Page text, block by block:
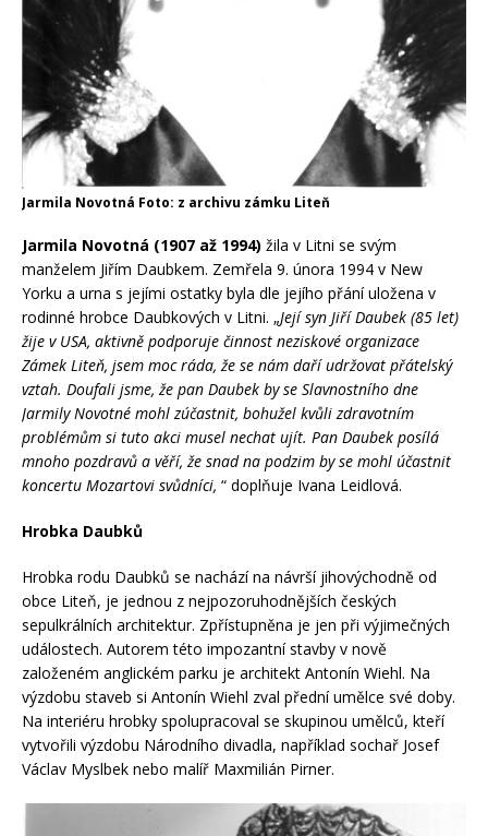
Jarmila Novotná Foto: z archivu zámku Liteň
Jarmila Novotná (1907 až 1994) žila v Litni se svým
manželem Jiřím Daubkem. Zemřela 9. února 1994 v New
Yorku a urna s jejími ostatky byla dle jejího přání uložena v
rodinné hrobce Daubkových v Litni. „Její syn Jiří Daubek (85 let)
žije v USA, aktivně podporuje činnost neziskové organizace
Zámek Liteň, jsem moc ráda, že se nám daří udržovat přátelský
vztah. Doufali jsme, že pan Daubek by se Slavnostního dne
Jarmily Novotné mohl zúčastnit, bohužel kvůli zdravotním
problémům si tuto akci musel nechat ujít. Pan Daubek posílá
mnoho pozdravů a věří, že snad na podzim by se mohl účastnit
koncertu Mozartovi svůdníci, “ doplňuje Ivana Leidlová.
Hrobka Daubků
Hrobka rodu Daubků se nachází na návrší jihovýchodně od
obce Liteň, je jednou z nejpozoruhodnějších českých
sepulkrálních architektur. Zpřístupněna je jen při výjimečných
událostech. Autorem této impozantní stavby v nově
založeném anglickém parku je architekt Antonín Wiehl. Na
výzdobu staveb si Antonín Wiehl zval přední umělce své doby.
Na interiéru hrobky spolupracoval se skupinou umělců, kteří
vytvořili výzdobu Národního divadla, například sochař Josef
Václav Myslbek nebo malíř Maxmilián Pirner.